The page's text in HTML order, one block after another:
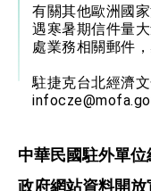
有關其他歐洲國
遇寒暑期信件量
處業務相關郵件，
駐捷克台北經濟
中華民國駐外單
政府網站資料開放